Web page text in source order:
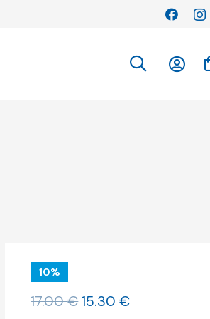
10%
17.00€O
15.30€O